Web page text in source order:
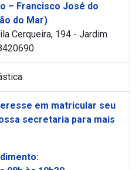
– Francisco José do
do Mar)
Cerqueira, 194 - Jardim
em matricular seu
secretaria para mais